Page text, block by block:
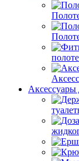
Аксессуары